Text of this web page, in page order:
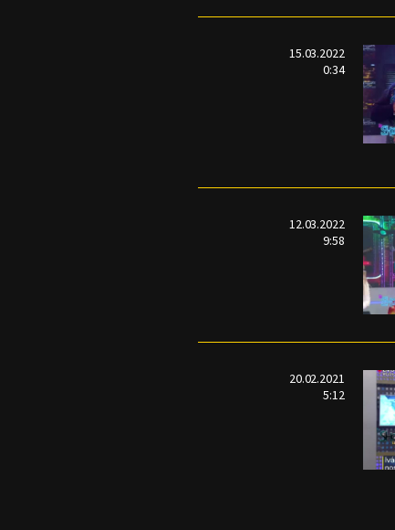
15.03.2022
0:34
12.03.2022
9:58
20.02.2021
5:12